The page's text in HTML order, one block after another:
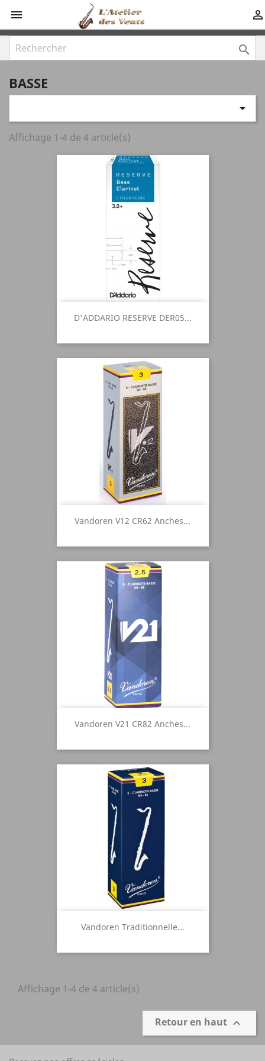
 

BASSE

Affichage 1-4 de 4 article(s)
D'ADDARIO RESERVE DER05...
Vandoren V12 CR62 Anches...
Vandoren V21 CR82 Anches...
Vandoren Traditionnelle...
Affichage 1-4 de 4 article(s)
Retour en haut 